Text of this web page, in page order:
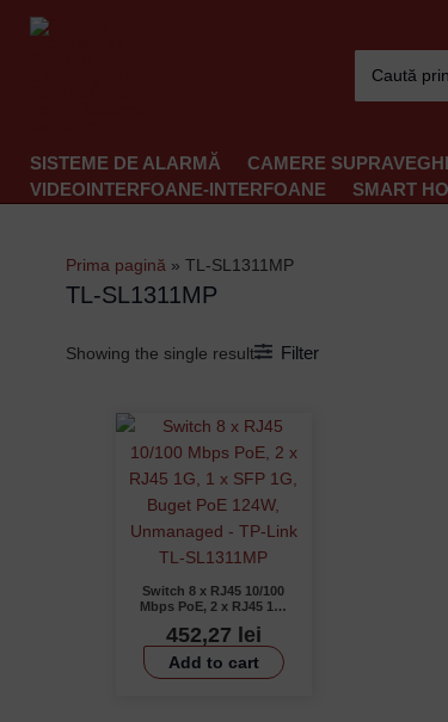
Search
for:
SISTEME DE ALARMĂ CAMERE
VIDEOINTERFOANE-INTERFOANE
SMART
Prima pagină » TL-SL1311MP
TL-SL1311MP
Showing the single result Filter
Switch 8 x RJ45 10/100
Mbps PoE, 2 x RJ45 1G,
124W, Unmanaged – TP-
Link TL-SL1311MP
452,27 lei
Add to cart